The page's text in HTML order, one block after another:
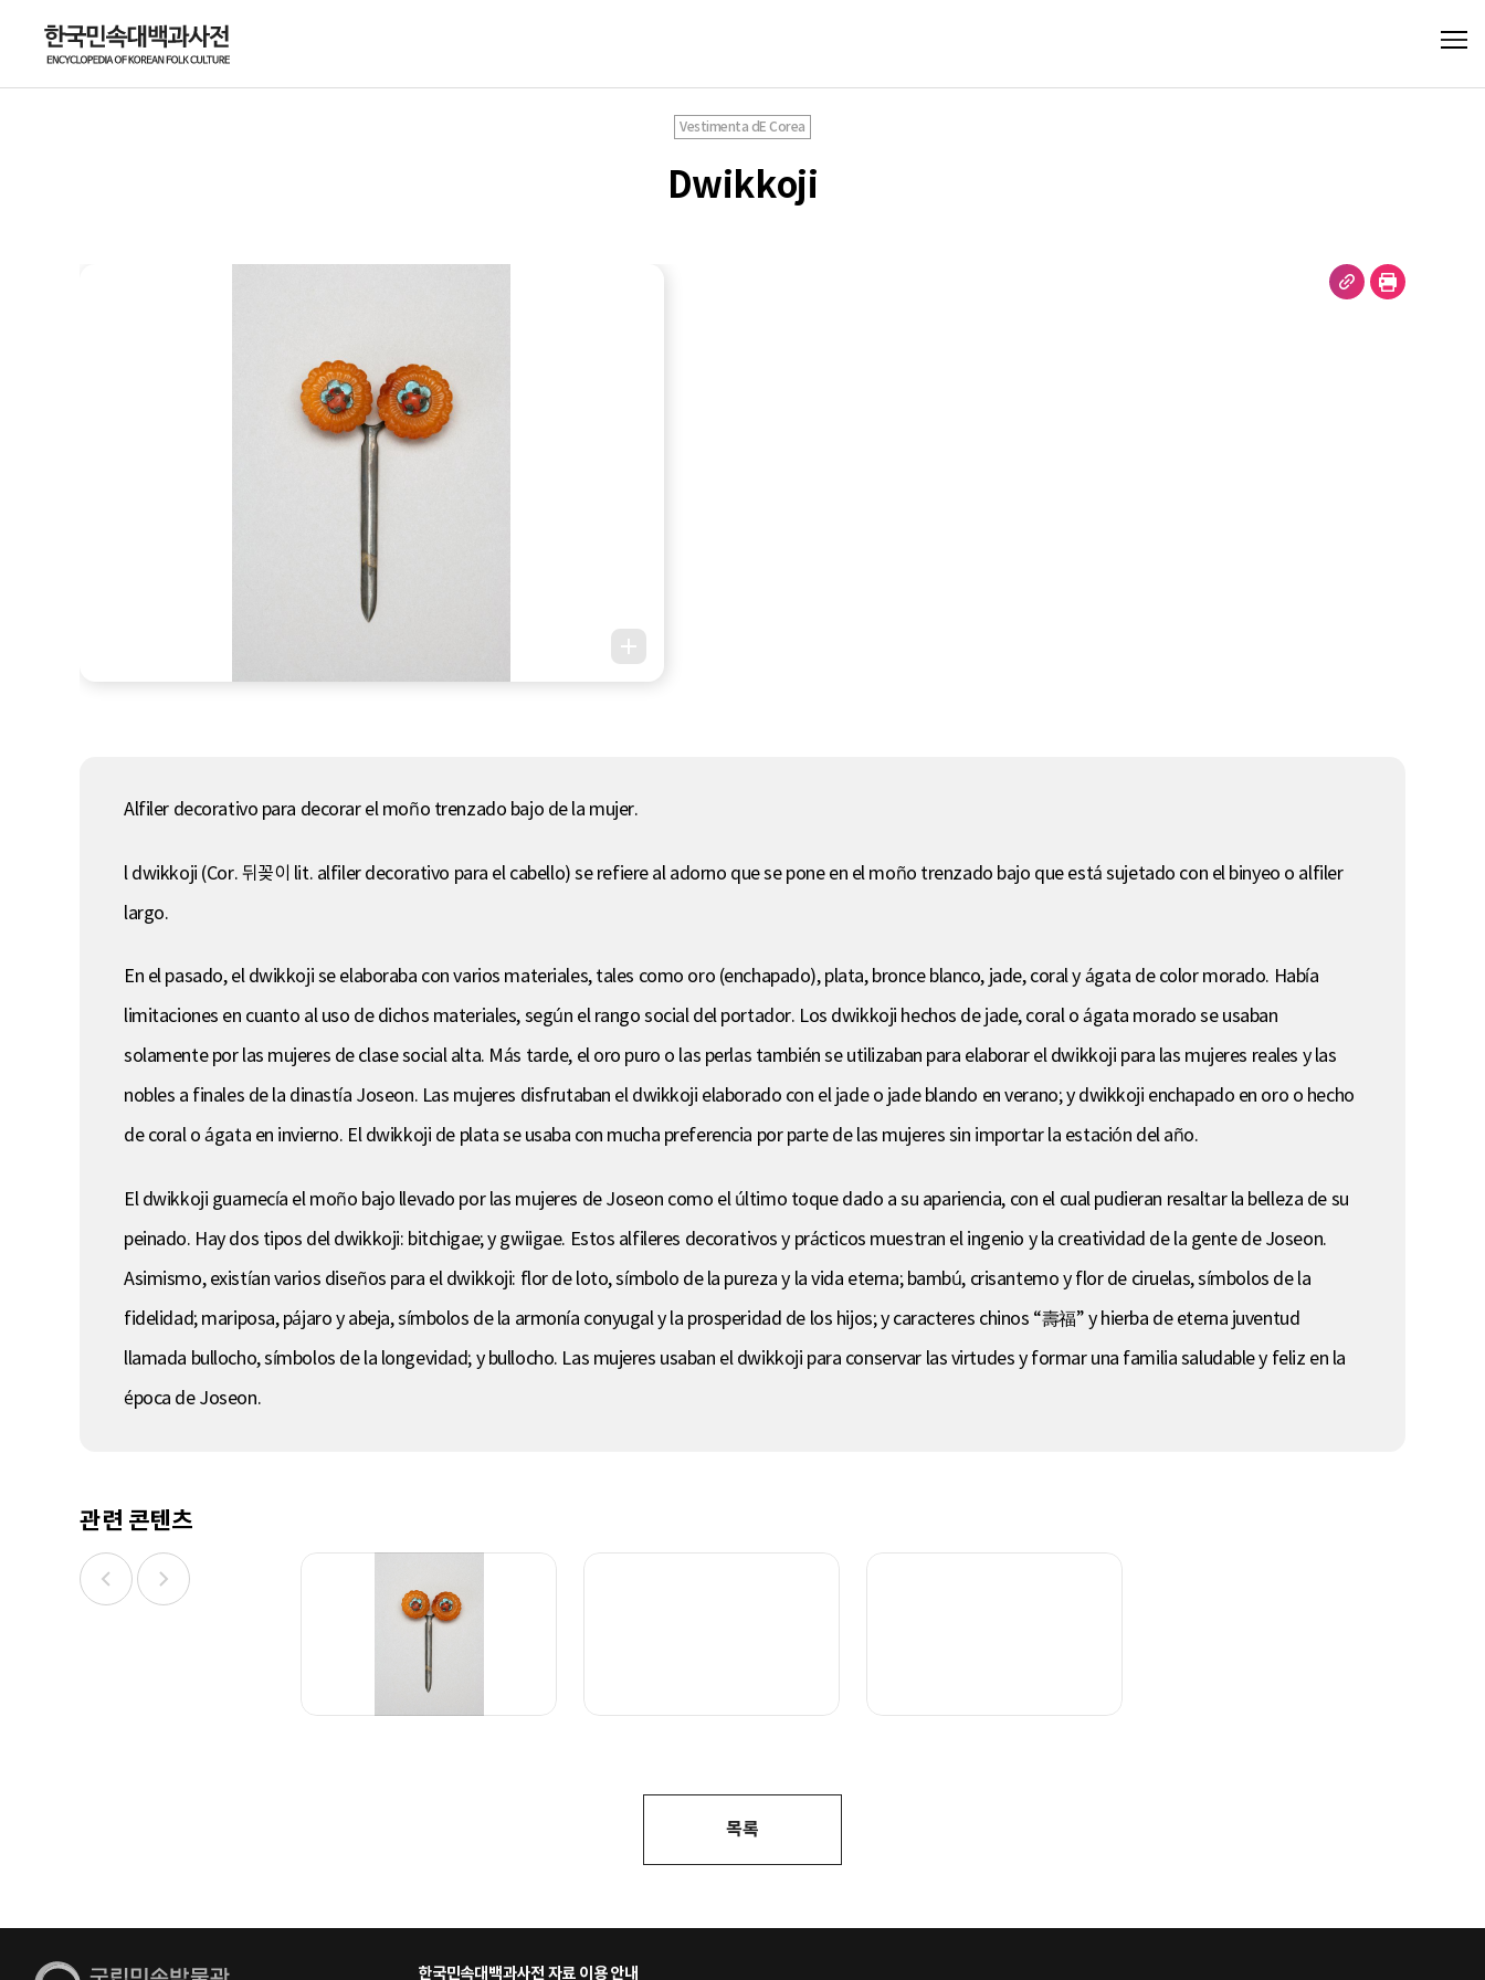
Vestimenta dE Corea
Dwikkoji
Alfiler decorativo para decorar el moño trenzado bajo de la mujer.
l dwikkoji (Cor. 뒤꽂이 lit. alfiler decorativo para el cabello) se refiere al adorno que se pone en el moño trenzado bajo que está sujetado con el binyeo o alfiler
largo.
En el pasado, el dwikkoji se elaboraba con varios materiales, tales como oro (enchapado), plata, bronce blanco, jade, coral y ágata de color morado. Había
limitaciones en cuanto al uso de dichos materiales, según el rango social del portador. Los dwikkoji hechos de jade, coral o ágata morado se usaban
solamente por las mujeres de clase social alta. Más tarde, el oro puro o las perlas también se utilizaban para elaborar el dwikkoji para las mujeres reales y las
nobles a finales de la dinastía Joseon. Las mujeres disfrutaban el dwikkoji elaborado con el jade o jade blando en verano; y dwikkoji enchapado en oro o hecho
de coral o ágata en invierno. El dwikkoji de plata se usaba con mucha preferencia por parte de las mujeres sin importar la estación del año.
El dwikkoji guarnecía el moño bajo llevado por las mujeres de Joseon como el último toque dado a su apariencia, con el cual pudieran resaltar la belleza de su
peinado. Hay dos tipos del dwikkoji: bitchigae; y gwiigae. Estos alfileres decorativos y prácticos muestran el ingenio y la creatividad de la gente de Joseon.
Asimismo, existían varios diseños para el dwikkoji: flor de loto, símbolo de la pureza y la vida eterna; bambú, crisantemo y flor de ciruelas, símbolos de la
fidelidad; mariposa, pájaro y abeja, símbolos de la armonía conyugal y la prosperidad de los hijos; y caracteres chinos “壽福” y hierba de eterna juventud
llamada bullocho, símbolos de la longevidad; y bullocho. Las mujeres usaban el dwikkoji para conservar las virtudes y formar una familia saludable y feliz en la
época de Joseon.
관련 콘텐츠
목록
한국민속대백과사전 자료 이용 안내